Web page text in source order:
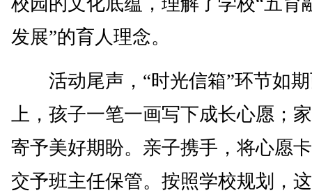
发展”的育人理念。
活动尾声，“时光信箱”环节如期
上，孩子一笔一画写下成长心愿；
寄予美好期盼。亲子携手，将心愿
交予班主任保管。按照学校规划，